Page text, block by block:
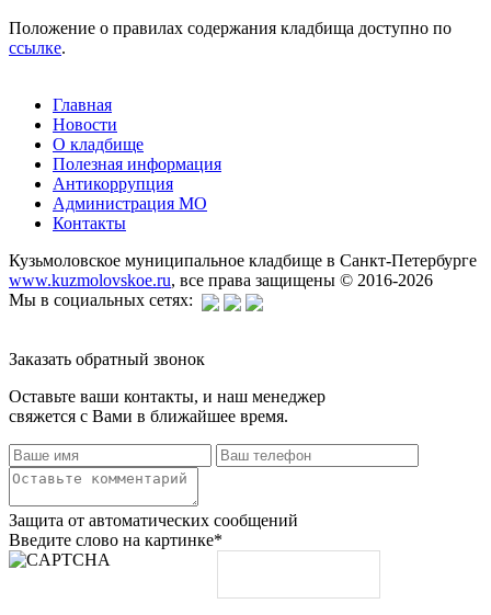
Положение о правилах содержания кладбища доступно по
ссылке.
Главная
Новости
О кладбище
Полезная информация
Антикоррупция
Администрация МО
Контакты
Кузьмоловское муниципальное кладбище в Санкт-Петербурге
www.kuzmolovskoe.ru, все права защищены © 2016-2026
Мы в социальных сетях:
Заказать обратный звонок
Оставьте ваши контакты, и наш менеджер
свяжется с Вами в ближайшее время.
Защита от автоматических сообщений
Введите слово на картинке*